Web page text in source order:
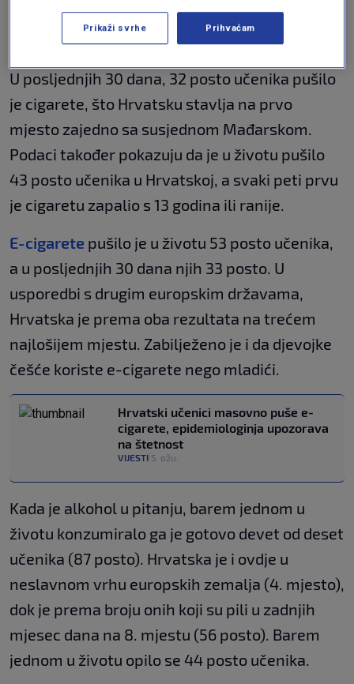
posljednjih 30 dana i uporaba e-cigareta i dalje
u porastu.
U posljednjih 30 dana, 32 posto učenika pušilo
je cigarete, što Hrvatsku stavlja na prvo
mjesto zajedno sa susjednom Mađarskom.
Podaci također pokazuju da je u životu pušilo
43 posto učenika u Hrvatskoj, a svaki peti prvu
je cigaretu zapalio s 13 godina ili ranije.
E-cigarete pušilo je u životu 53 posto učenika,
a u posljednjih 30 dana njih 33 posto. U
usporedbi s drugim europskim državama,
Hrvatska je prema oba rezultata na trećem
najlošijem mjestu. Zabilježeno je i da djevojke
češće koriste e-cigarete nego mladići.
Hrvatski učenici masovno puše e-
cigarete, epidemiologinja upozorava
na štetnost
VIJESTI 5. ožu.
Kada je alkohol u pitanju, barem jednom u
životu konzumiralo ga je gotovo devet od deset
učenika (87 posto). Hrvatska je i ovdje u
neslavnom vrhu europskih zemalja (4. mjesto),
dok je prema broju onih koji su pili u zadnjih
mjesec dana na 8. mjestu (56 posto). Barem
jednom u životu opilo se 44 posto učenika.
Prikaži svrhe Prihvaćam